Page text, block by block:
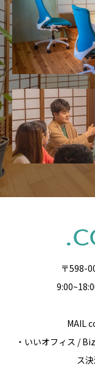
〒598-
MAIL
・いいオフィス /
ス